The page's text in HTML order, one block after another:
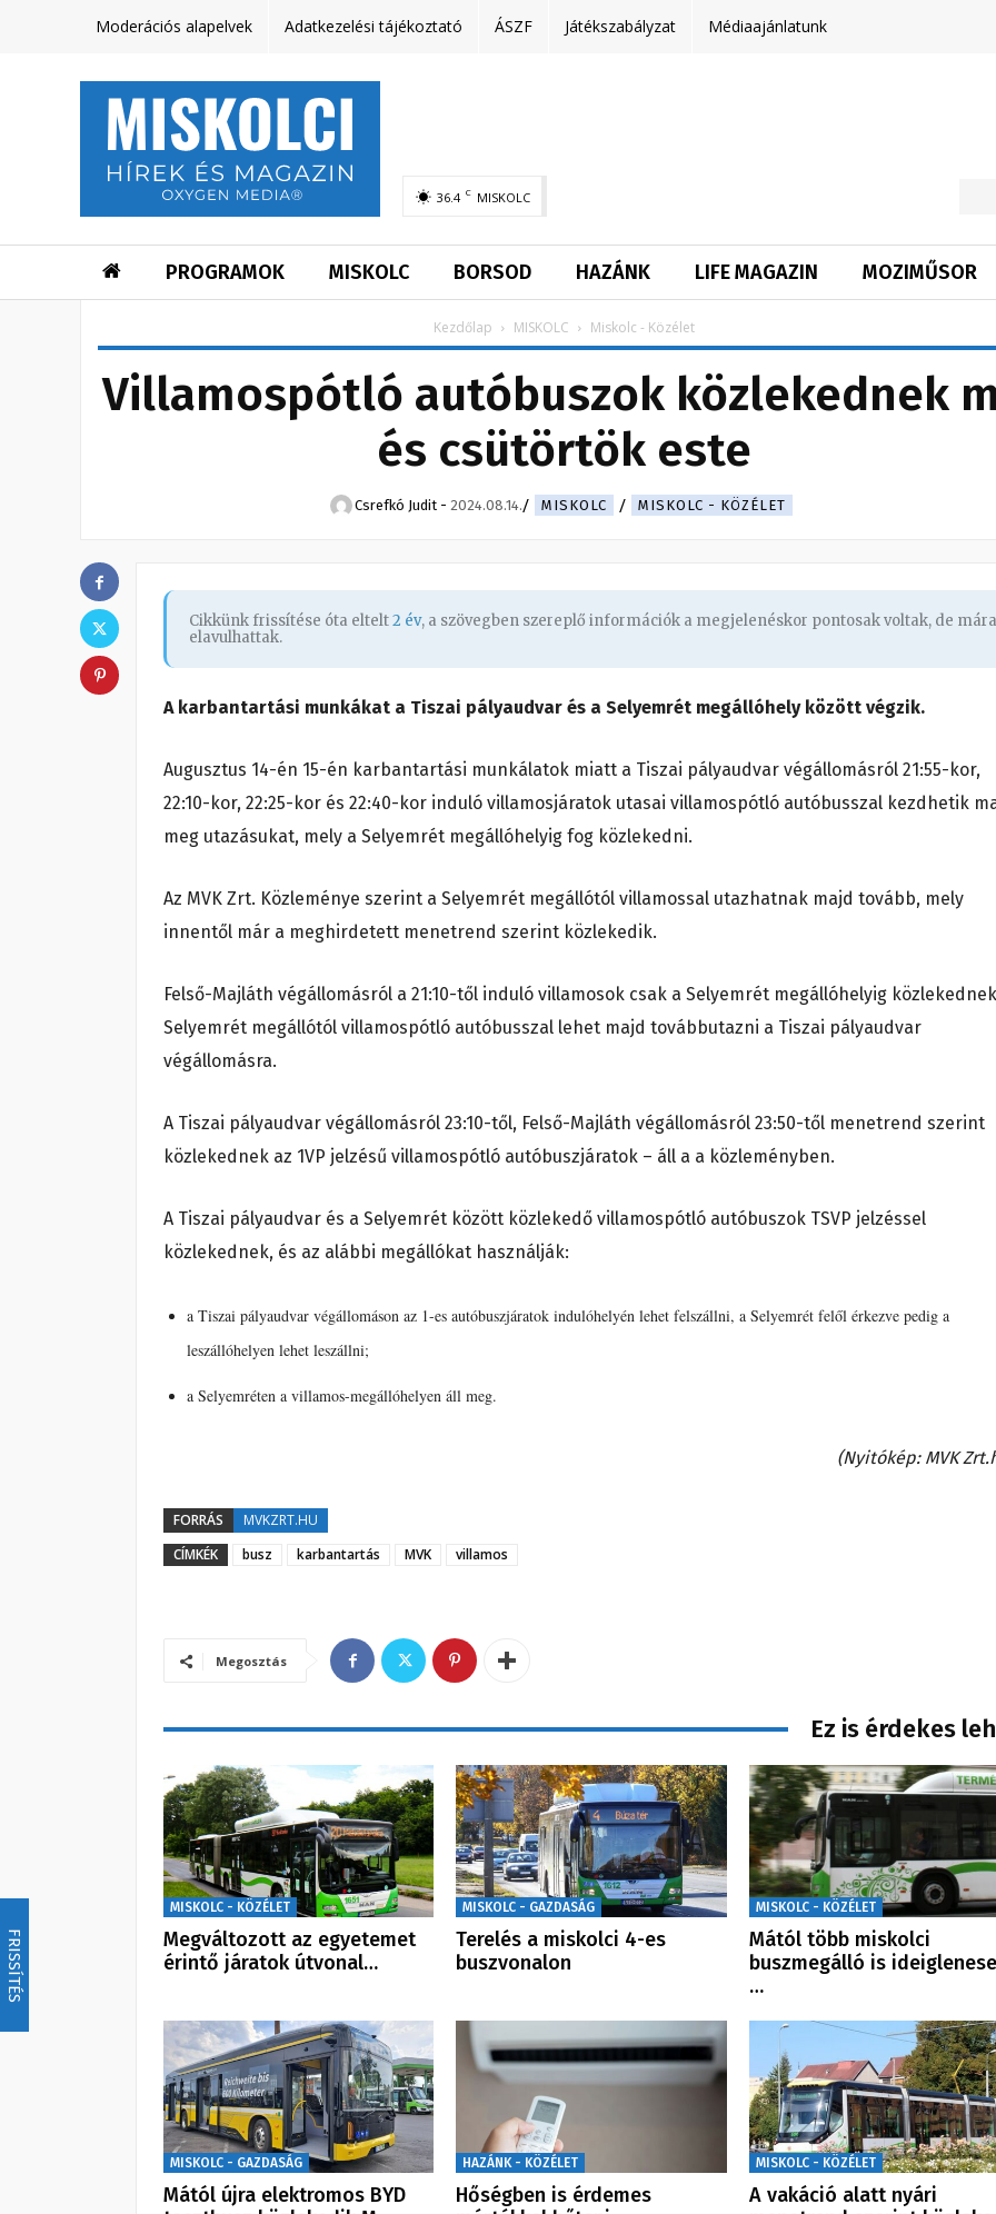
FRISSÍTÉS
Moderációs alapelvek Adatkezelési tájékoztató ÁSZF Játékszabályzat Médiaajánlatunk
36.4 C MISKOLC
PROGRAMOK MISKOLC BORSOD HAZÁNK LIFE MAGAZIN MOZIMŰSOR
Kezdőlap MISKOLC Miskolc - Közélet
Villamospótló autóbuszok közlekednek
és csütörtök este
Csrefkó Judit - 2024.08.14. MISKOLC MISKOLC - KÖZÉLET
Cikkünk frissítése óta eltelt2 év, a szövegben szereplő információk a megjelenéskor pontosak voltak, de mára
elavulhattak.
A karbantartási munkákat a Tiszai pályaudvar és a Selyemrét megállóhely között végzik.
Augusztus 14-én 15-én karbantartási munkálatok miatt a Tiszai pályaudvar végállomásról 21:55-kor,
22:10-kor, 22:25-kor és 22:40-kor induló villamosjáratok utasai villamospótló autóbusszal kezdhetik
meg utazásukat, mely a Selyemrét megállóhelyig fog közlekedni.
Az MVK Zrt. Közleménye szerint a Selyemrét megállótól villamossal utazhatnak majd tovább, mely
innentől már a meghirdetett menetrend szerint közlekedik.
Felső-Majláth végállomásról a 21:10-től induló villamosok csak a Selyemrét megállóhelyig
Selyemrét megállótól villamospótló autóbusszal lehet majd továbbutazni a Tiszai pályaudvar
végállomásra.
A Tiszai pályaudvar végállomásról 23:10-től, Felső-Majláth végállomásról 23:50-től menetrend szerint
közlekednek az 1VP jelzésű villamospótló autóbuszjáratok – áll a a közleményben.
A Tiszai pályaudvar és a Selyemrét között közlekedő villamospótló autóbuszok TSVP jelzéssel
közlekednek, és az alábbi megállókat használják:
a Tiszai pályaudvar végállomáson az 1-es autóbuszjáratok indulóhelyén lehet felszállni, a Selyemrét felől érkezve pedig a
leszállóhelyen lehet leszállni;
a Selyemréten a villamos-megállóhelyen áll meg.
(Nyitókép: MVK
FORRÁS
MVKZRT.HU
CÍMKÉK
busz karbantartás MVK villamos
Megosztás
Ez is érdekes
MISKOLC - KÖZÉLET
Megváltozott az egyetemet
érintő járatok útvonal…
MISKOLC - GAZDASÁG
Terelés a miskolci 4-es
buszvonalon
MISKOLC - KÖZÉLET
Mától több miskolci
buszmegálló is
…
MISKOLC - GAZDASÁG
Mától újra elektromos BYD
HAZÁNK - KÖZÉLET
Hőségben is érdemes
MISKOLC - KÖZÉLET
A vakáció alatt nyári